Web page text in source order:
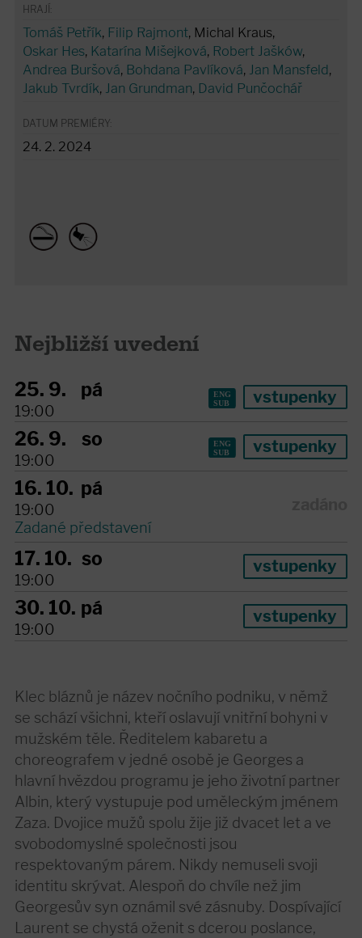
HRAJÍ:
Tomáš Petřík, Filip Rajmont, Michal Kraus,
Oskar Hes, Katarína Mišejková, Robert Jašków,
Andrea Buršová, Bohdana Pavlíková, Jan Mansfeld,
Jakub Tvrdík, Jan Grundman, David Punčochář
DATUM PREMIÉRY:
24. 2. 2024
Nejbližší uvedení
25. 9.
19:00
pá vstupenky
26. 9.
19:00
so vstupenky
16. 10.
19:00
pá
Zadané představení
17. 10.
19:00
so vstupenky
30. 10.
19:00
pá vstupenky
Klec bláznů je název nočního podniku, v němž
se schází všichni, kteří oslavují vnitřní bohyni v
mužském těle. Ředitelem kabaretu a
choreografem v jedné osobě je Georges a
hlavní hvězdou programu je jeho životní partner
Albin, který vystupuje pod uměleckým jménem
Zaza. Dvojice mužů spolu žije již dvacet let a ve
svobodomyslné společnosti jsou
respektovaným párem. Nikdy nemuseli svoji
identitu skrývat. Alespoň do chvíle než jim
Georgesův syn oznámil své zásnuby. Dospívající
Laurent se chystá oženit s dcerou poslance,